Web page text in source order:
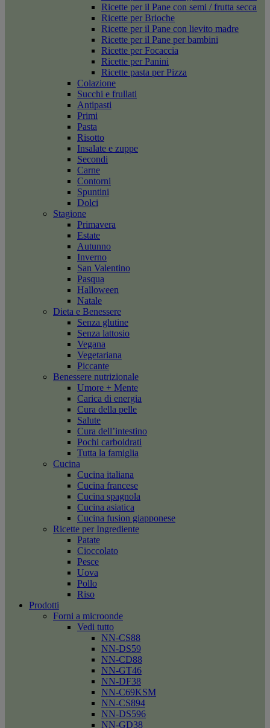
Ricette per il Pane con semi / frutta secca
Ricette per Brioche
Ricette per il Pane con lievito madre
Ricette per il Pane per bambini
Ricette per Focaccia
Ricette per Panini
Ricette pasta per Pizza
Colazione
Succhi e frullati
Antipasti
Primi
Pasta
Risotto
Insalate e zuppe
Secondi
Carne
Contorni
Spuntini
Dolci
Stagione
Primavera
Estate
Autunno
Inverno
San Valentino
Pasqua
Halloween
Natale
Dieta e Benessere
Senza glutine
Senza lattosio
Vegana
Vegetariana
Piccante
Benessere nutrizionale
Umore + Mente
Carica di energia
Cura della pelle
Salute
Cura dell’intestino
Pochi carboidrati
Tutta la famiglia
Cucina
Cucina italiana
Cucina francese
Cucina spagnola
Cucina asiatica
Cucina fusion giapponese
Ricette per Ingrediente
Patate
Cioccolato
Pesce
Uova
Pollo
Riso
Prodotti
Forni a microonde
Vedi tutto
NN-CS88
NN-DS59
NN-CD88
NN-GT46
NN-DF38
NN-C69KSM
NN-CS894
NN-DS596
NN-GD38